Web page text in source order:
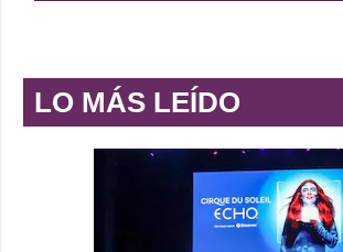
LO MÁS LEÍDO